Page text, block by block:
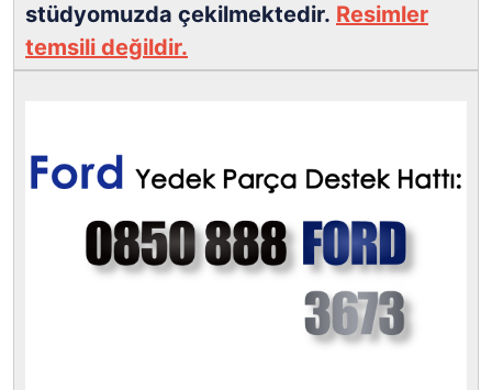
stüdyomuzda çekilmektedir. Resimler
temsili değildir.